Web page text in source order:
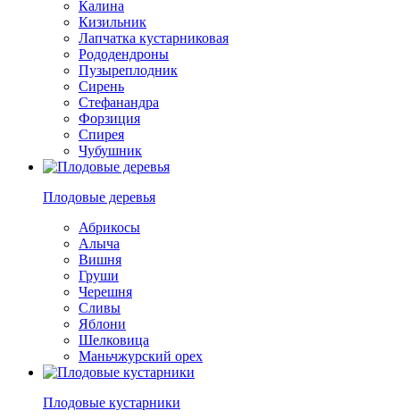
Калина
Кизильник
Лапчатка кустарниковая
Рододендроны
Пузыреплодник
Сирень
Стефанандра
Форзиция
Спирея
Чубушник
Плодовые деревья
Абрикосы
Алыча
Вишня
Груши
Черешня
Сливы
Яблони
Шелковица
Маньчжурский орех
Плодовые кустарники